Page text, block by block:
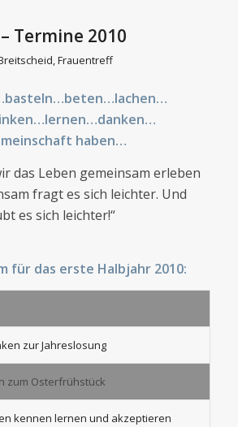
Termine 2010
,Frauentreff
haben…
das Leben gemeinsam erleben
fragt es sich leichter. Und
es sich leichter!“
für das erste Halbjahr 2010:
zur Jahreslosung
zum Osterfrühstück
kennen lernen und akzeptieren